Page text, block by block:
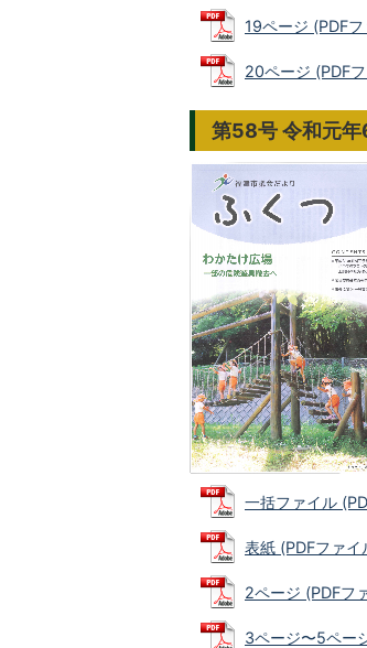
19ページ (PDF
20ページ (PDF
第58号 令和元年
一括ファイル
表紙 (PDFファ
2ページ (PDFフ
3ページ〜5ペー